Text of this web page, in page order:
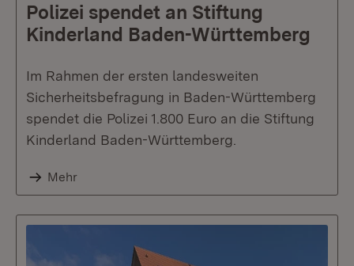
Polizei spendet an Stiftung
Kinderland Baden-Württemberg
Im Rahmen der ersten landesweiten
Sicherheitsbefragung in Baden-Württemberg
spendet die Polizei 1.800 Euro an die Stiftung
Kinderland Baden-Württemberg.
Mehr